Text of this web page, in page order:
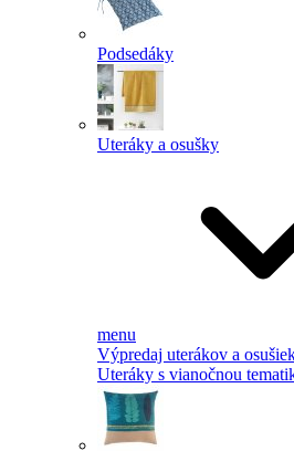
Podsedáky
Uteráky a osušky
menu
Výpredaj uterákov a
Uteráky s vianočnou